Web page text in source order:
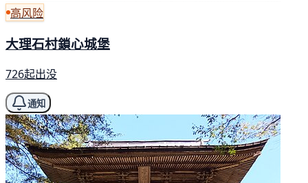
高风险
大理石村鎖心城堡
726起出没
通知